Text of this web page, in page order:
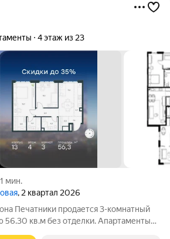
4 этаж из 23
мин.
, 2 квартал 2026
Печатники продается 3-комнатный
56.30 кв.м без отделки. Апартаменты